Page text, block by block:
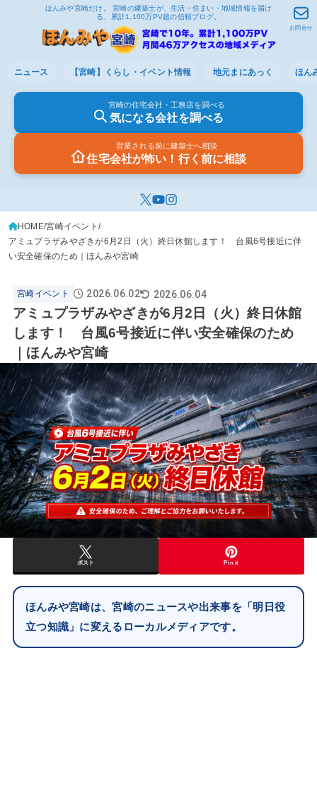
ほんみや宮崎だけ。 宮崎の建築士が、生活・住まい・地域情報を届け
る、累計1,100万PV超の信頼ブログ。
ニュース 【宮崎】くらし・イベント情報 地元まにあっく ほん
宮崎の住宅会社・工務店を調べる
気になる会社を調べる
営業される前に建築士へ相談
住宅会社が怖い！行く前に相談
お問合せ
HOME 宮崎イベント
アミュプラザみやざきが6月2日（火）終日休館します！ 台風6号接近に伴
い安全確保のため｜ほんみや宮崎
宮崎イベント 2026.06.02 2026.06.04
アミュプラザみやざきが6月2日（火）終日休館
します！ 台風6号接近に伴い安全確保のため
｜ほんみや宮崎
ポスト Pin it
ほんみや宮崎は、宮崎のニュースや出来事を「明日役
立つ知識」に変えるローカルメディアです。